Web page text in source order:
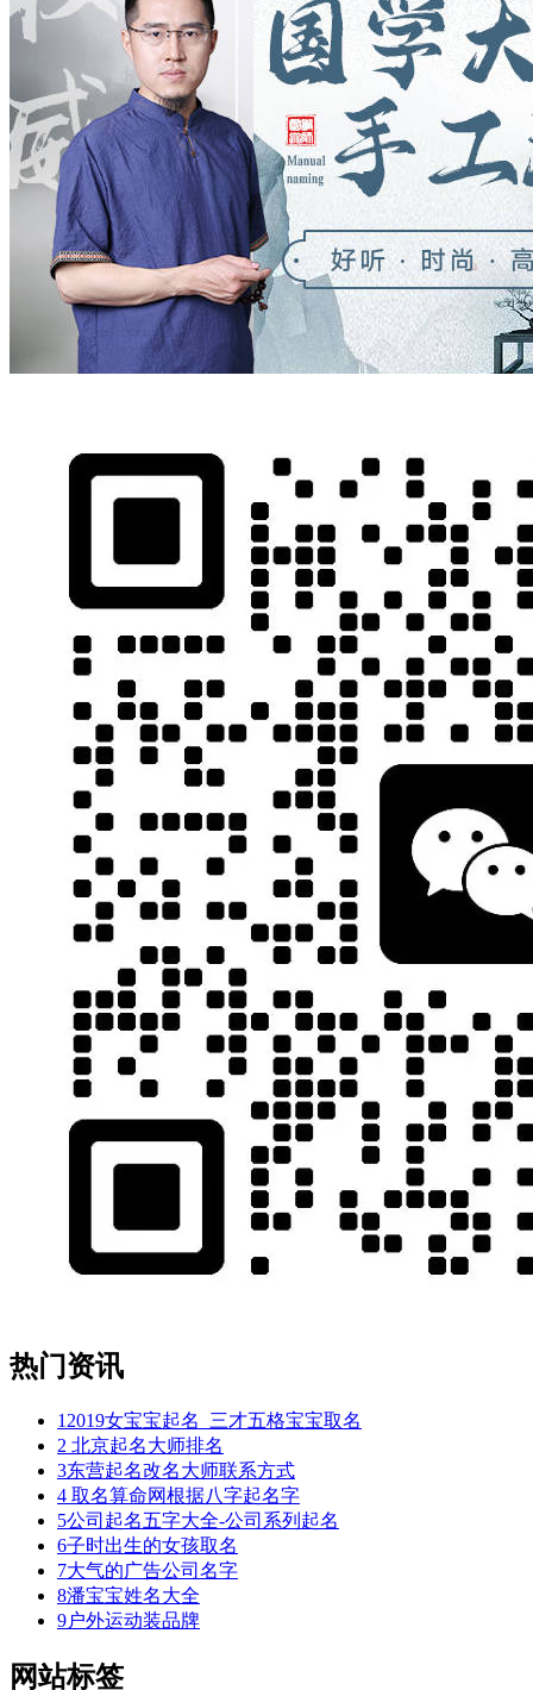
热门资讯
1 2019女宝宝起名_三才五格宝宝取名
2 北京起名大师排名
3东营起名改名大师联系方式
4 取名算命网根据八字起名字
5公司起名五字大全-公司系列起名
6子时出生的女孩取名
7大气的广告公司名字
8潘宝宝姓名大全
9户外运动装品牌
网站标签